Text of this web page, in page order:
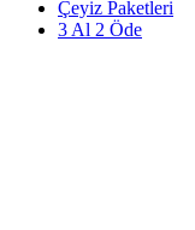
Çeyiz Paketleri
3 Al 2 Öde